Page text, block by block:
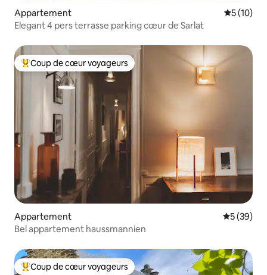
Appartement
5 (10)
Elegant 4 pers terrasse parking cœur de Sarlat
Coups de cœur voyageurs les plus appréciés
Coup de cœur voyageurs
Appartement
5 (39)
Bel appartement haussmannien
Coups de cœur voyageurs les plus appréciés
Coup de cœur voyageurs